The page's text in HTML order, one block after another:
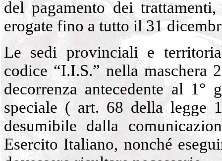
del pagamento dei
erogate fino a tutto il 31
Le sedi provinciali e
codice “I.I.S.” nella maschera
decorrenza antecedente al 1°
speciale ( art. 68 della legge
desumibile dalla
Esercito Italiano, nonché